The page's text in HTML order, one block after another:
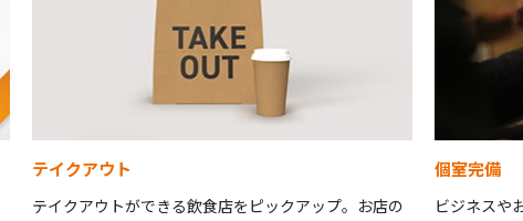
テイクアウト
テイクアウトができる飲食店をピックアップ。お店の
個室完備
ビジネスや